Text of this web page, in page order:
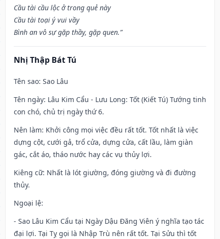
Cầu tài cầu lộc ở trong quẻ này
Cầu tài toại ý vui vầy
Bình an vô sự gặp thầy, gặp quen.”
Nhị Thập Bát Tú
Tên sao: Sao Lâu
Tên ngày: Lâu Kim Cẩu - Lưu Long: Tốt (Kiết Tú) Tướng tinh
con chó, chủ trị ngày thứ 6.
Nên làm: Khởi công mọi việc đều rất tốt. Tốt nhất là việc
dựng cột, cưới gả, trổ cửa, dựng cửa, cất lầu, làm giàn
gác, cắt áo, tháo nước hay các vụ thủy lợi.
Kiêng cữ: Nhất là lót giường, đóng giường và đi đường
thủy.
Ngoại lệ:
- Sao Lâu Kim Cẩu tại Ngày Dậu Đăng Viên ý nghĩa tạo tác
đại lợi. Tại Tỵ gọi là Nhập Trù nên rất tốt. Tại Sửu thì tốt